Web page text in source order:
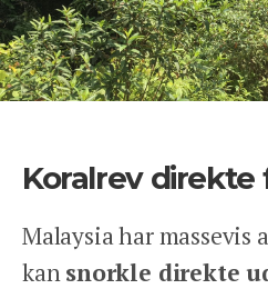
Koralrev direkte
Malaysia har massevis
kansnorkle direkte